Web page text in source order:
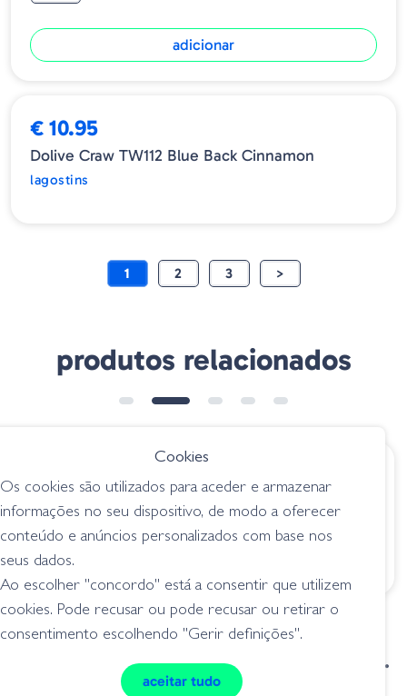
adicionar
€ 10.95
Dolive Craw TW112 Blue Back Cinnamon
lagostins
1 2 3 >
produtos relacionados
€ 5.80
Missile Baits Drop
Craw - Sunfish IPA
lagostins
Amostra Ring
Shrimp 007
EBIMISO
condições de venda
livro de reclamações
privacidade
cookies
Cookies
Os cookies são utilizados para aceder e armazenar
informações no seu dispositivo, de modo a oferecer
conteúdo e anúncios personalizados com base nos
seus dados.
Ao escolher "concordo" está a consentir que utilizem
cookies. Pode recusar ou pode recusar ou retirar o
consentimento escolhendo "Gerir definições".
aceitar tudo